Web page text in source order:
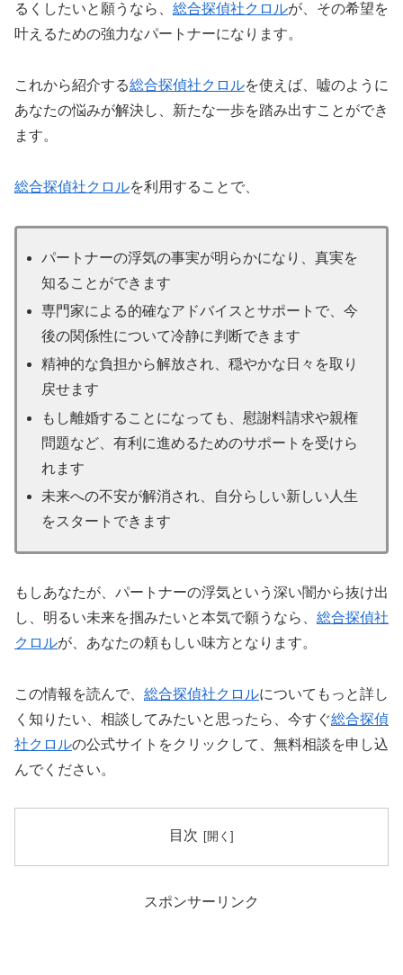
るくしたいと願うなら、 総合探偵社クロルが、その希望を
叶えるための強力なパートナーになります。
これから紹介する総合探偵社クロルを使えば、嘘のように
あなたの悩みが解決し、新たな一歩を踏み出すことができ
ます。
総合探偵社クロルを利用することで、
パートナーの浮気の事実が明らかになり、真実を
知ることができます
専門家による的確なアドバイスとサポートで、今
後の関係性について冷静に判断できます
精神的な負担から解放され、穏やかな日々を取り
戻せます
もし離婚することになっても、慰謝料請求や親権
問題など、有利に進めるためのサポートを受けら
れます
未来への不安が解消され、自分らしい新しい人生
をスタートできます
もしあなたが、パートナーの浮気という深い闇から抜け出
し、明るい未来を掴みたいと本気で願うなら、 総合探偵社
クロルが、あなたの頼もしい味方となります。
この情報を読んで、 総合探偵社クロルについてもっと詳し
く知りたい、相談してみたいと思ったら、今すぐ総合探偵
社クロルの公式サイトをクリックして、無料相談を申し込
んでください。
目次
スポンサーリンク